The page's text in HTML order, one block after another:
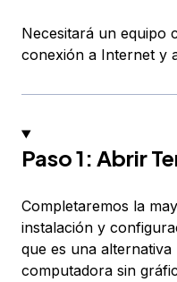
Necesitará un equipo
conexión a Internet y
Paso 1: Abrir
Completaremos la
instalación y
que es una
computadora sin